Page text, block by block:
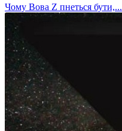
​Чому Вова Z пнеться бути,...